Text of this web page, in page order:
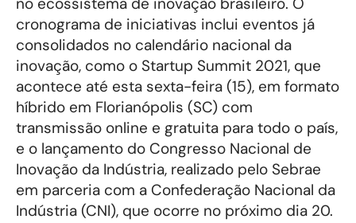
cronograma de iniciativas inclui eventos já
consolidados no calendário nacional da
inovação, como o Startup Summit 2021, que
acontece até esta sexta-feira (15), em formato
híbrido em Florianópolis (SC) com
transmissão online e gratuita para todo o país,
e o lançamento do Congresso Nacional de
Inovação da Indústria, realizado pelo Sebrae
em parceria com a Confederação Nacional da
Indústria (CNI), que ocorre no próximo dia 20.